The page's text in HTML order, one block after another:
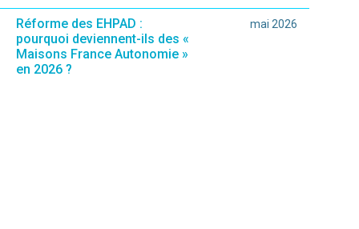
Réforme des EHPAD :
pourquoi deviennent-ils des «
Maisons France Autonomie »
en 2026 ?
mai 2026